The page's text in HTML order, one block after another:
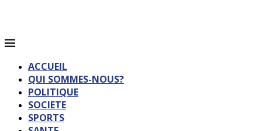
ACCUEIL
QUI SOMMES-NOUS?
POLITIQUE
SOCIETE
SPORTS